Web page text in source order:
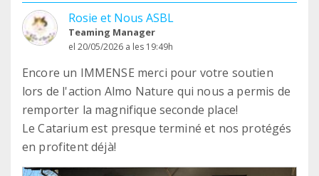
Rosie et Nous ASBL
Teaming Manager
el 20/05/2026 a les 19:49h
Encore un IMMENSE merci pour votre soutien
lors de l'action Almo Nature qui nous a permis de
remporter la magnifique seconde place!
Le Catarium est presque terminé et nos protégés
en profitent déjà!